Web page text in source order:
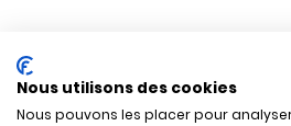
Nous utilisons des cookies
Nous pouvons les placer pour